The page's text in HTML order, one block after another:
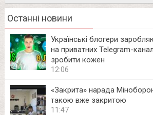
Останні новини
Українські блогери
на приватних Telegram-
зробити кожен
12:06
«Закрита» нарада
такою вже закритою
11:47